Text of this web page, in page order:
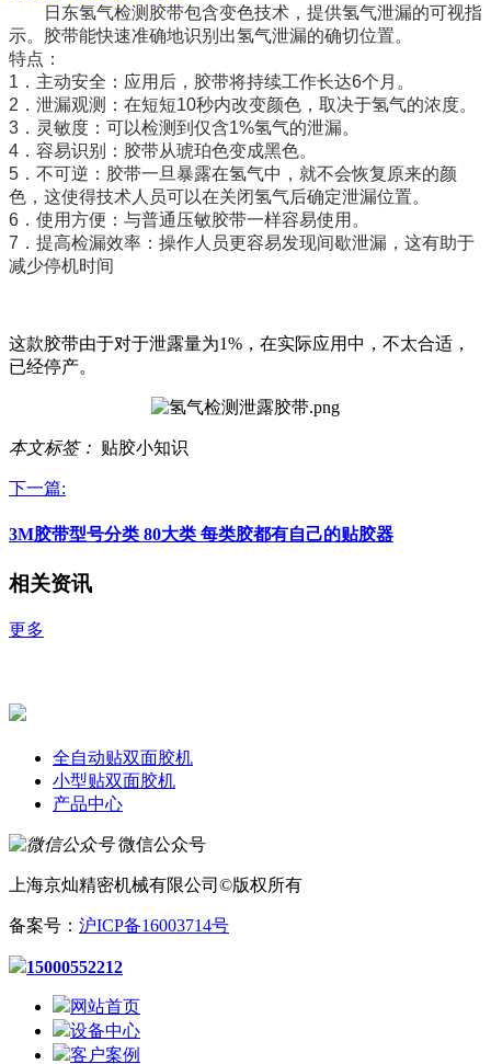
日东氢气检测胶带包含变色技术，提供氢气泄漏的可视指
示。胶带能快速准确地识别出氢气泄漏的确切位置。
特点：
1．主动安全：应用后，胶带将持续工作长达6个月。
2．泄漏观测：在短短10秒内改变颜色，取决于氢气的浓度。
3．灵敏度：可以检测到仅含1%氢气的泄漏。
4．容易识别：胶带从琥珀色变成黑色。
5．不可逆：胶带一旦暴露在氢气中，就不会恢复原来的颜
色，这使得技术人员可以在关闭氢气后确定泄漏位置。
6．使用方便：与普通压敏胶带一样容易使用。
7．提高检漏效率：操作人员更容易发现间歇泄漏，这有助于
减少停机时间
这款胶带由于对于泄露量为1%，在实际应用中，不太合适，
已经停产。
本文标签： 贴胶小知识
下一篇:
3M胶带型号分类 80大类 每类胶都有自己的贴胶器
相关资讯
更多
全自动贴双面胶机
小型贴双面胶机
产品中心
微信公众号
上海京灿精密机械有限公司©版权所有
备案号： 沪ICP备16003714号
15000552212
网站首页
设备中心
客户案例